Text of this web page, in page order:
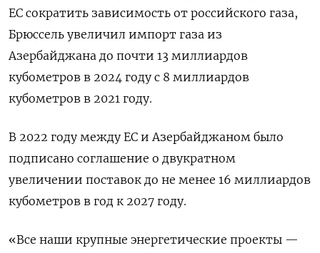
ЕС сократить зависимость от российского газа,
Брюссель увеличил импорт газа из
Азербайджана до почти 13 миллиардов
кубометров в 2024 году с 8 миллиардов
кубометров в 2021 году.
В 2022 году между ЕС и Азербайджаном было
подписано соглашение о двукратном
увеличении поставок до не менее 16 миллиардов
кубометров в год к 2027 году.
«Все наши крупные энергетические проекты —